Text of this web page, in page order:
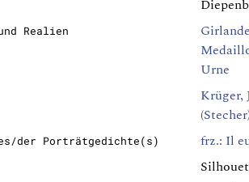
Realien
Urne
Krüger,
der Porträtgedichte(s) frz.: Il